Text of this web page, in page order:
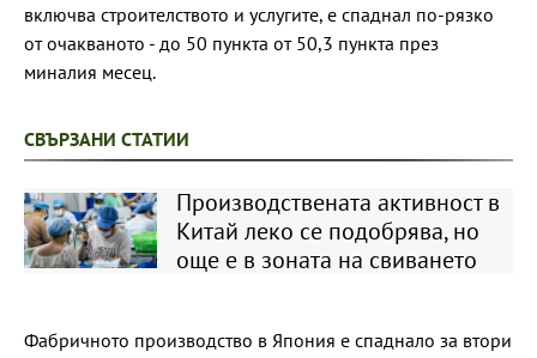
включва строителството и услугите, е спаднал по-рязко
от очакваното - до 50 пункта от 50,3 пункта през
миналия месец.
СВЪРЗАНИ СТАТИИ
Производствената активност в
Китай леко се подобрява, но
още е в зоната на свиването
Фабричното производство в Япония е спаднало за втори